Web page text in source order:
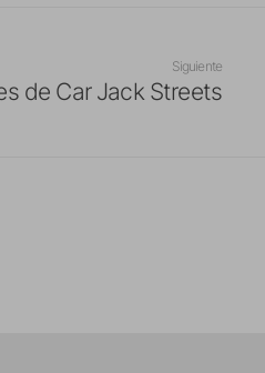
Siguiente
de Car Jack Streets